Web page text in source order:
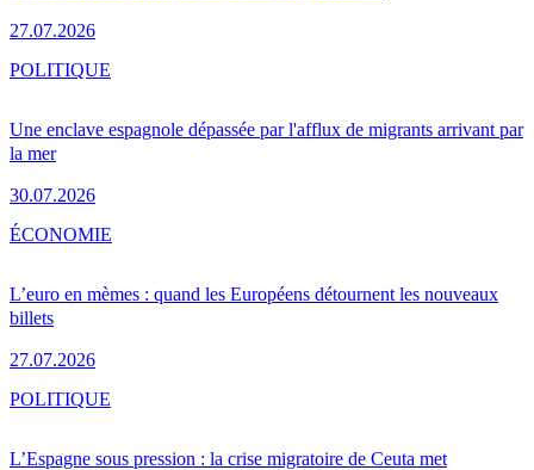
27.07.2026
Une enclave espagnole dépassée par l'afflux de migrants arrivant par
la mer
30.07.2026
POLITIQUE
L’euro en mèmes : quand les Européens détournent les nouveaux
billets
27.07.2026
ÉCONOMIE
L’Espagne sous pression : la crise migratoire de Ceuta met
POLITIQUE